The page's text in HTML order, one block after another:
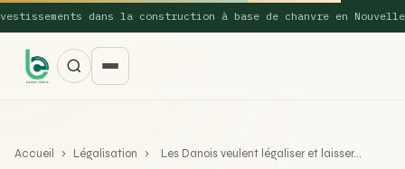
dans la construction à base de chanvre en Nouvelle-
Accueil › Légalisation › Les Danois veulent légaliser et laisser…